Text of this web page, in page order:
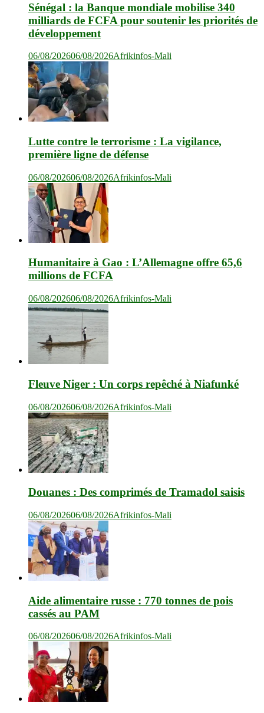
Sénégal : la Banque mondiale mobilise 340
milliards de FCFA pour soutenir les priorités de
développement
06/08/202606/08/2026Afrikinfos-Mali
Lutte contre le terrorisme : La vigilance,
première ligne de défense
06/08/202606/08/2026Afrikinfos-Mali
Humanitaire à Gao : L’Allemagne offre 65,6
millions de FCFA
06/08/202606/08/2026Afrikinfos-Mali
Fleuve Niger : Un corps repêché à Niafunké
06/08/202606/08/2026Afrikinfos-Mali
Douanes : Des comprimés de Tramadol saisis
06/08/202606/08/2026Afrikinfos-Mali
Aide alimentaire russe : 770 tonnes de pois
cassés au PAM
06/08/202606/08/2026Afrikinfos-Mali